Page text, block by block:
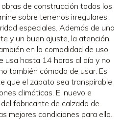
de construcción todos los
sobre terrenos irregulares,
especiales. Además de una
y un buen ajuste, la atención
en la comodidad de uso.
usa hasta 14 horas al día y no
también cómodo de usar. Es
que el zapato sea transpirable
climáticas. El nuevo e
fabricante de calzado de
mejores condiciones para ello.